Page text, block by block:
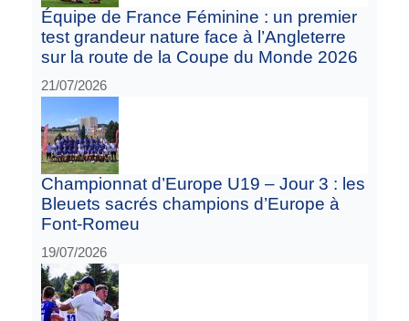
Équipe de France Féminine : un premier
test grandeur nature face à l’Angleterre
sur la route de la Coupe du Monde 2026
21/07/2026
Championnat d’Europe U19 – Jour 3 : les
Bleuets sacrés champions d’Europe à
Font-Romeu
19/07/2026